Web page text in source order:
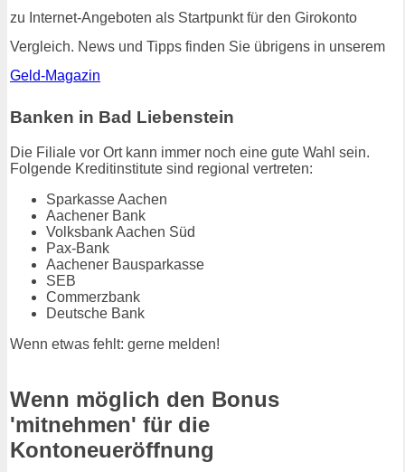
zu Internet-Angeboten als Startpunkt für den Girokonto
Vergleich. News und Tipps finden Sie übrigens in unserem
Geld-Magazin
Banken in Bad Liebenstein
Die Filiale vor Ort kann immer noch eine gute Wahl sein.
Folgende Kreditinstitute sind regional vertreten:
Sparkasse Aachen
Aachener Bank
Volksbank Aachen Süd
Pax-Bank
Aachener Bausparkasse
SEB
Commerzbank
Deutsche Bank
Wenn etwas fehlt: gerne melden!
Wenn möglich den Bonus
'mitnehmen' für die
Kontoneueröffnung